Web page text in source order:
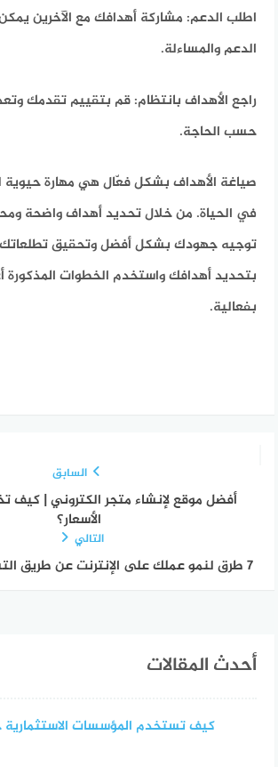
اطلب الدعم: مشاركة أهدافك مع الآخرين
الدعم والمساءلة.
راجع الأهداف بانتظام: قم بتقييم تقدمك
حسب الحاجة.
صياغة الأهداف بشكل فعّال هي مهارة حيوية
في الحياة. من خلال تحديد أهداف واضحة
توجيه جهودك بشكل أفضل وتحقيق تطلعاتك.
بتحديد أهدافك واستخدم الخطوات المذكورة
بفعالية.
السابق
أفضل موقع لإنشاء متجر الكتروني | كيف
الأسعار؟
التالي
7 طرق لنمو عملك على الإنترنت عن طريق التسويق الإلكتروني
أحدث المقالات
كيف تستخدم المؤسسات الاستثمارية